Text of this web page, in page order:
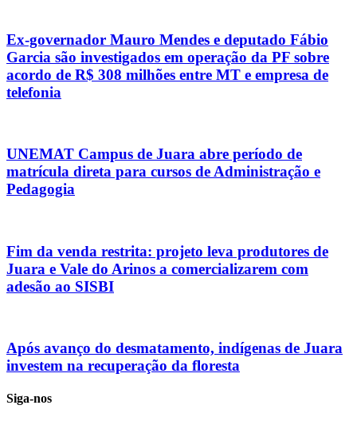
Ex-governador Mauro Mendes e deputado Fábio
Garcia são investigados em operação da PF sobre
acordo de R$ 308 milhões entre MT e empresa de
telefonia
UNEMAT Campus de Juara abre período de
matrícula direta para cursos de Administração e
Pedagogia
Fim da venda restrita: projeto leva produtores de
Juara e Vale do Arinos a comercializarem com
adesão ao SISBI
Após avanço do desmatamento, indígenas de Juara
investem na recuperação da floresta
Siga-nos